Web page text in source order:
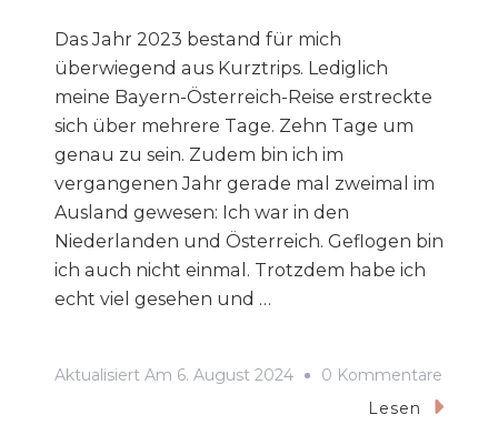
Das Jahr 2023 bestand für mich
überwiegend aus Kurztrips. Lediglich
meine Bayern-Österreich-Reise erstreckte
sich über mehrere Tage. Zehn Tage um
genau zu sein. Zudem bin ich im
vergangenen Jahr gerade mal zweimal im
Ausland gewesen: Ich war in den
Niederlanden und Österreich. Geflogen bin
ich auch nicht einmal. Trotzdem habe ich
echt viel gesehen und …
Aktualisiert Am 6. August 2024 0 Kommentare
Meine
Lesen